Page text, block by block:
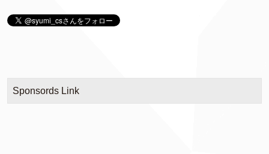
Sponsords Link